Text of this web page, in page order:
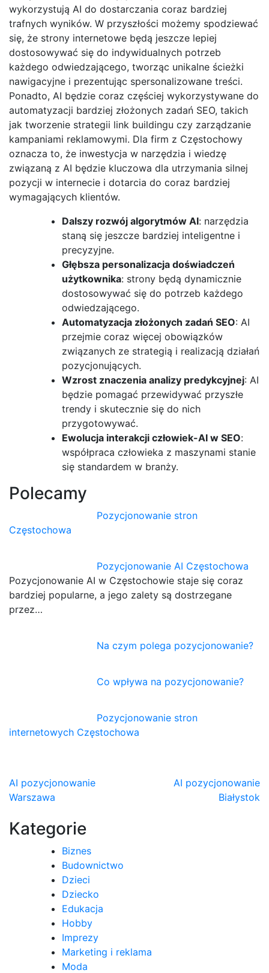
wykorzystują AI do dostarczania coraz bardziej
trafnych wyników. W przyszłości możemy spodziewać
się, że strony internetowe będą jeszcze lepiej
dostosowywać się do indywidualnych potrzeb
każdego odwiedzającego, tworząc unikalne ścieżki
nawigacyjne i prezentując spersonalizowane treści.
Ponadto, AI będzie coraz częściej wykorzystywane do
automatyzacji bardziej złożonych zadań SEO, takich
jak tworzenie strategii link buildingu czy zarządzanie
kampaniami reklamowymi. Dla firm z Częstochowy
oznacza to, że inwestycja w narzędzia i wiedzę
związaną z AI będzie kluczowa dla utrzymania silnej
pozycji w internecie i dotarcia do coraz bardziej
wymagających klientów.
Dalszy rozwój algorytmów AI: narzędzia
staną się jeszcze bardziej inteligentne i
precyzyjne.
Głębsza personalizacja doświadczeń
użytkownika: strony będą dynamicznie
dostosowywać się do potrzeb każdego
odwiedzającego.
Automatyzacja złożonych zadań SEO: AI
przejmie coraz więcej obowiązków
związanych ze strategią i realizacją działań
pozycjonujących.
Wzrost znaczenia analizy predykcyjnej: AI
będzie pomagać przewidywać przyszłe
trendy i skutecznie się do nich
przygotowywać.
Ewolucja interakcji człowiek-AI w SEO:
współpraca człowieka z maszynami stanie
się standardem w branży.
Polecamy
Pozycjonowanie stron
Częstochowa
Pozycjonowanie AI Częstochowa
Pozycjonowanie AI w Częstochowie staje się coraz
bardziej popularne, a jego zalety są dostrzegane
przez…
Na czym polega pozycjonowanie?
Co wpływa na pozycjonowanie?
Pozycjonowanie stron
internetowych Częstochowa
Nawigacja
wpisu
AI pozycjonowanie
Warszawa
AI pozycjonowanie
Białystok
Kategorie
Biznes
Budownictwo
Dzieci
Dziecko
Edukacja
Hobby
Imprezy
Marketing i reklama
Moda